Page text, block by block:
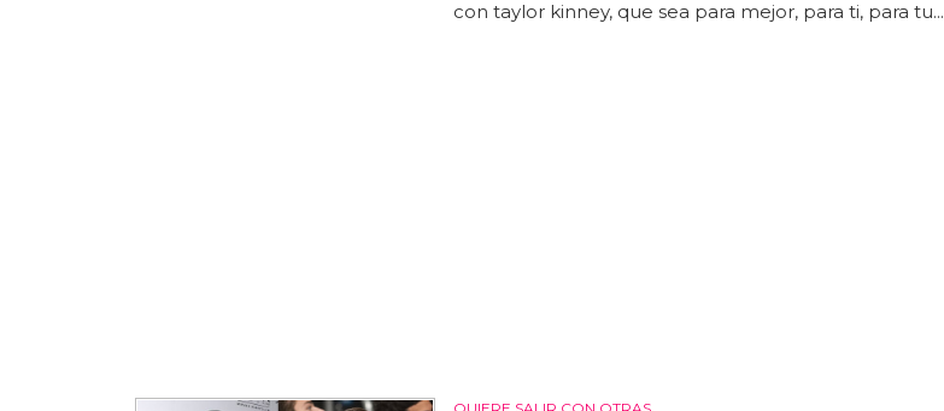
con taylor kinney, que sea para mejor, para ti, para tu...